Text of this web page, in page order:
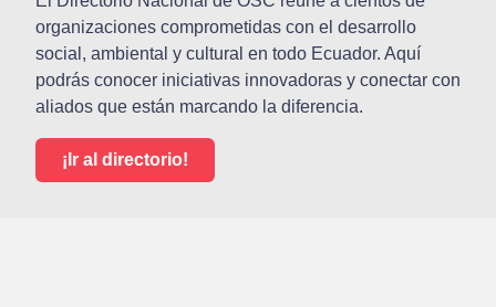
organizaciones comprometidas con el desarrollo
social, ambiental y cultural en todo Ecuador. Aquí
podrás conocer iniciativas innovadoras y conectar con
aliados que están marcando la diferencia.
¡Ir al directorio!